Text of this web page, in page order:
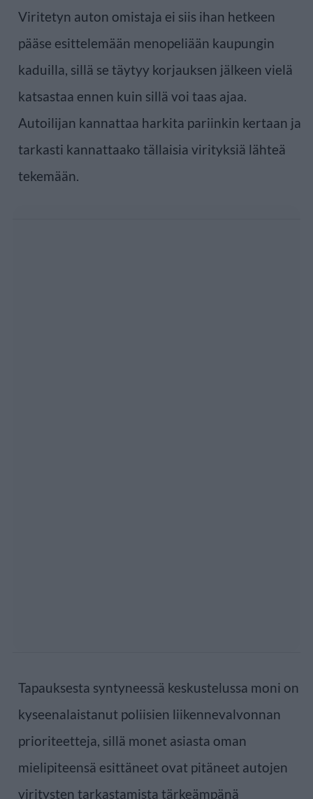
Viritetyn auton omistaja ei siis ihan hetkeen
pääse esittelemään menopeliään kaupungin
kaduilla, sillä se täytyy korjauksen jälkeen vielä
katsastaa ennen kuin sillä voi taas ajaa.
Autoilijan kannattaa harkita pariinkin kertaan ja
tarkasti kannattaako tällaisia virityksiä lähteä
tekemään.
Tapauksesta syntyneessä keskustelussa moni on
kyseenalaistanut poliisien liikennevalvonnan
prioriteetteja, sillä monet asiasta oman
mielipiteensä esittäneet ovat pitäneet autojen
viritysten tarkastamista tärkeämpänä